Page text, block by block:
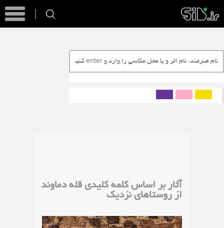
آثار بر اساس کلمه کلیدی قله دماوند
از روستاهای نزدیک